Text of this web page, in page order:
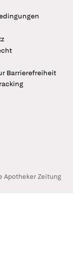
Barrierefreiheit
Apotheker Zeitung